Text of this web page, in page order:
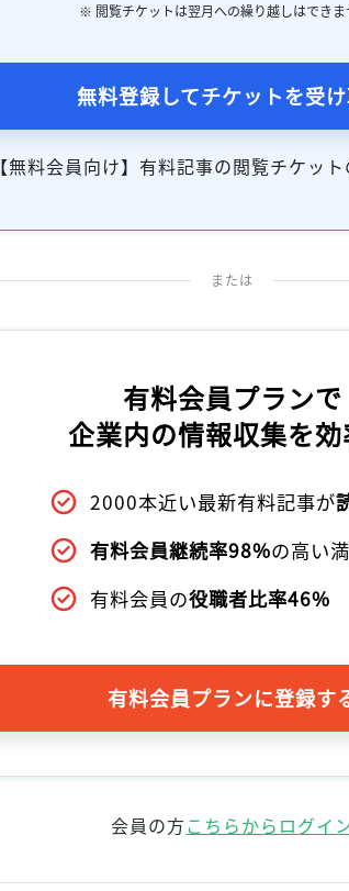
※ 閲覧チケットは翌月への繰り越しはできま
無料登録してチケットを受
【無料会員向け】有料記事の閲覧チケッ
または
有料会員プランで
企業内の情報収集を
2000本近い最新有料記事が
有料会員継続率98%の高い
有料会員の役職者比率46%
有料会員プランに登録す
会員の方こちらからログイ
ログイン